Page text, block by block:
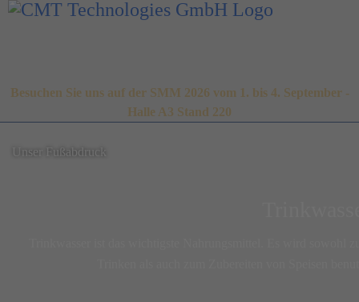
Besuchen Sie uns auf der SMM 2026 vom 1. bis 4. September -
Halle A3 Stand 220
Unser Fußabdruck